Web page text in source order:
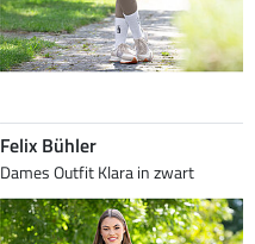
Felix Bühler
Dames Outfit Klara in zwart